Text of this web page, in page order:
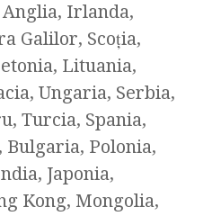
Irlanda,
Galilor, Scoţia,
Lituania,
Ungaria, Serbia,
Turcia, Spania,
Polonia,
Japonia,
Kong, Mongolia,